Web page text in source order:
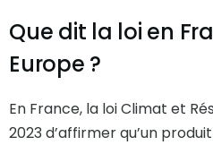
Que dit la loi en
Europe ?
En France, la loi Climat et
2023 d’affirmer qu’un